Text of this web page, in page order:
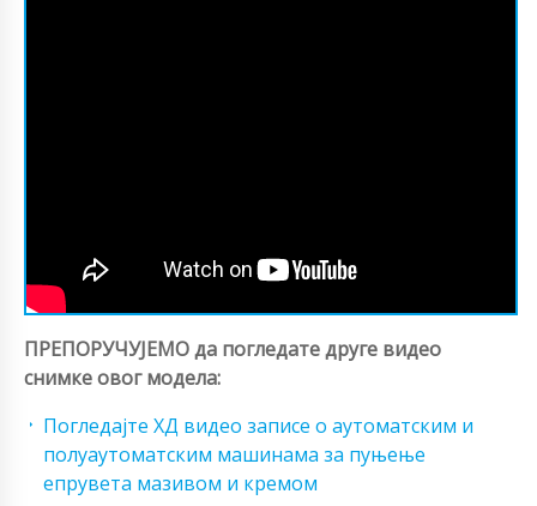
ПРЕПОРУЧУЈЕМО да погледате друге видео
снимке овог модела:
Погледајте ХД видео записе о аутоматским и
полуаутоматским машинама за пуњење
епрувета мазивом и кремом